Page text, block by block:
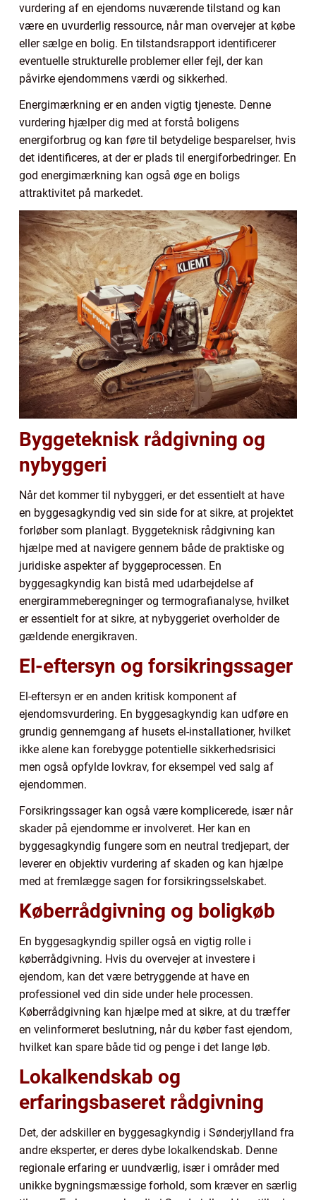
vurdering af en ejendoms nuværende tilstand og kan
være en uvurderlig ressource, når man overvejer at købe
eller sælge en bolig. En tilstandsrapport identificerer
eventuelle strukturelle problemer eller fejl, der kan
påvirke ejendommens værdi og sikkerhed.
Energimærkning er en anden vigtig tjeneste. Denne
vurdering hjælper dig med at forstå boligens
energiforbrug og kan føre til betydelige besparelser, hvis
det identificeres, at der er plads til energiforbedringer. En
god energimærkning kan også øge en boligs
attraktivitet på markedet.
Byggeteknisk rådgivning og
nybyggeri
Når det kommer til nybyggeri, er det essentielt at have
en byggesagkyndig ved sin side for at sikre, at projektet
forløber som planlagt. Byggeteknisk rådgivning kan
hjælpe med at navigere gennem både de praktiske og
juridiske aspekter af byggeprocessen. En
byggesagkyndig kan bistå med udarbejdelse af
energirammeberegninger og termografianalyse, hvilket
er essentielt for at sikre, at nybyggeriet overholder de
gældende energikraven.
El-eftersyn og forsikringssager
El-eftersyn er en anden kritisk komponent af
ejendomsvurdering. En byggesagkyndig kan udføre en
grundig gennemgang af husets el-installationer, hvilket
ikke alene kan forebygge potentielle sikkerhedsrisici
men også opfylde lovkrav, for eksempel ved salg af
ejendommen.
Forsikringssager kan også være komplicerede, især når
skader på ejendomme er involveret. Her kan en
byggesagkyndig fungere som en neutral tredjepart, der
leverer en objektiv vurdering af skaden og kan hjælpe
med at fremlægge sagen for forsikringsselskabet.
Køberrådgivning og boligkøb
En byggesagkyndig spiller også en vigtig rolle i
køberrådgivning. Hvis du overvejer at investere i
ejendom, kan det være betryggende at have en
professionel ved din side under hele processen.
Køberrådgivning kan hjælpe med at sikre, at du træffer
en velinformeret beslutning, når du køber fast ejendom,
hvilket kan spare både tid og penge i det lange løb.
Lokalkendskab og
erfaringsbaseret rådgivning
Det, der adskiller en byggesagkyndig i Sønderjylland fra
andre eksperter, er deres dybe lokalkendskab. Denne
regionale erfaring er uundværlig, især i områder med
unikke bygningsmæssige forhold, som kræver en særlig